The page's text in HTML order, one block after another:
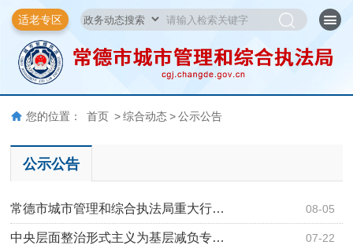
适老专区
您的位置： 首页 > 综合动态 > 公示公告
公示公告
08-05
常德市城市管理和综合执法局重大行…
07-22
中央层面整治形式主义为基层减负专…